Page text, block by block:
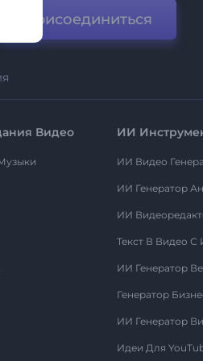
Присоединиться
Видео ИИ
ИИ Видео
ИИ Генератор
ИИ
Текст В Видео С
ИИ Генератор
Генератор
ИИ Генератор
Идеи Для